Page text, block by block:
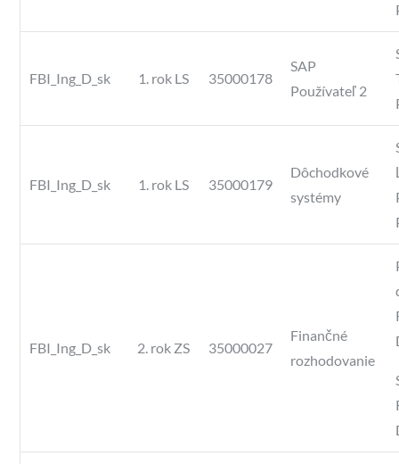
FBI_Ing_D_sk 1. rok LS 35000178
SAP
Používateľ 2
FBI_Ing_D_sk 1. rok LS 35000179
Dôchodkové
systémy
FBI_Ing_D_sk 2. rok ZS 35000027
Finančné
rozhodovanie